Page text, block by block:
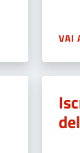
VAI